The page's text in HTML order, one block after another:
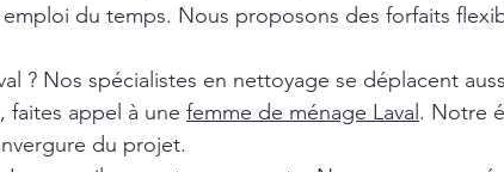
du temps. Nous proposons des forfaits
? Nos spécialistes en nettoyage se déplacent
faites appel à une femme de ménage Laval . Notre
du projet.